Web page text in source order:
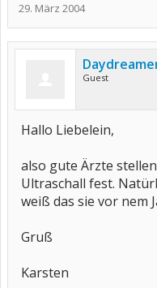
29. März 2004
Guest
Hallo Liebelein,
also gute Ärzte
Ultraschall fest.
weiß das sie vor nem
Gruß
Karsten